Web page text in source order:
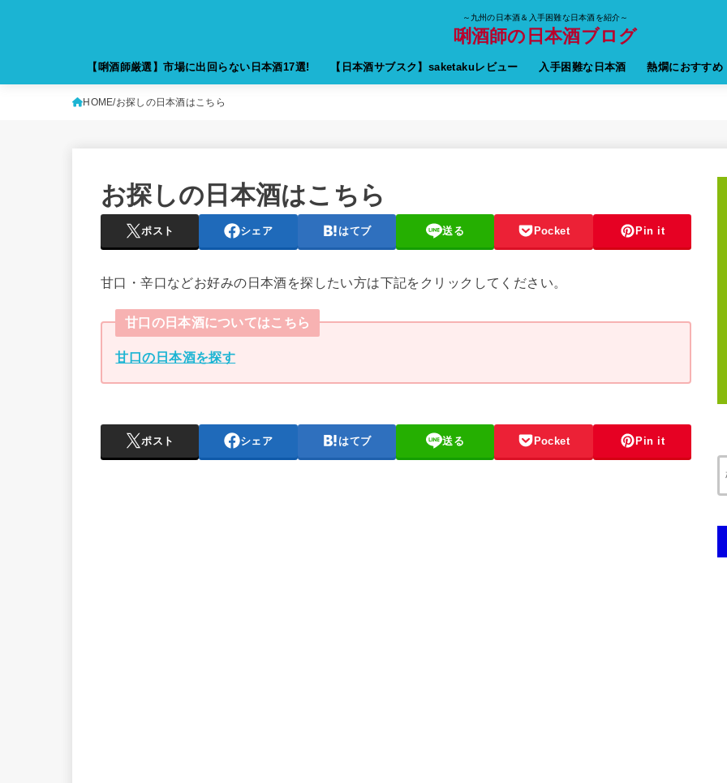
～九州の日本酒＆入手困難な日本酒を紹介～
唎酒師の日本酒ブログ
【唎酒師厳選】市場に出回らない日本酒17選! 【日本酒サブスク】saketakuレビュー 入手困難な日本酒 熱燗におすすめ
HOME お探しの日本酒はこちら
お探しの日本酒はこちら
ポスト シェア はてブ 送る Pocket Pin it
甘口・辛口などお好みの日本酒を探したい方は下記をクリックしてください。
甘口の日本酒についてはこちら
甘口の日本酒を探す
ポスト シェア はてブ 送る Pocket Pin it